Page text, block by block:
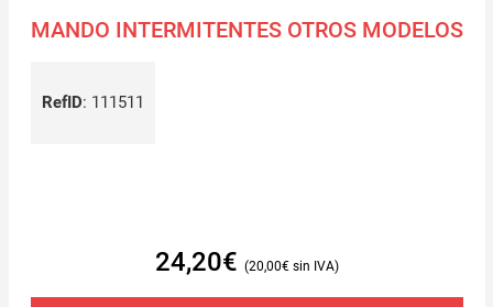
MANDO INTERMITENTES OTROS MODELOS
RefID: 111511
24,20€ 20,00€